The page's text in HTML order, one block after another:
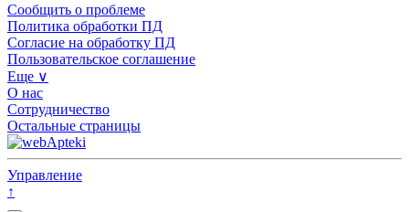
Сообщить о проблеме
Политика обработки ПД
Согласие на обработку ПД
Пользовательское соглашение
Еще ∨
О нас
Сотрудничество
Остальные страницы
Управление
↑